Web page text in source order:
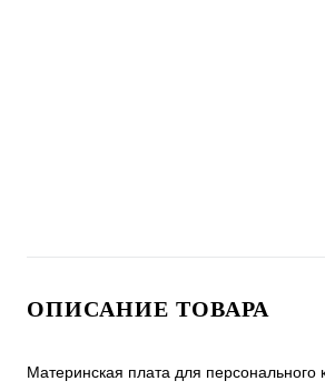
ОПИСАНИЕ ТОВАРА
Материнская плата для